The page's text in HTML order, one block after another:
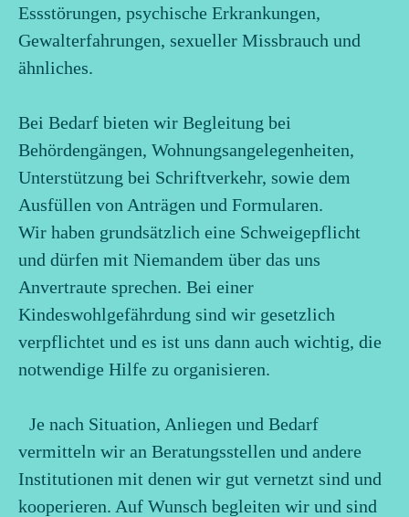
Essstörungen, psychische Erkrankungen,
Gewalterfahrungen, sexueller Missbrauch und
ähnliches.
Bei Bedarf bieten wir Begleitung bei
Behördengängen, Wohnungsangelegenheiten,
Unterstützung bei Schriftverkehr, sowie dem
Ausfüllen von Anträgen und Formularen.
Wir haben grundsätzlich eine Schweigepflicht
und dürfen mit Niemandem über das uns
Anvertraute sprechen. Bei einer
Kindeswohlgefährdung sind wir gesetzlich
verpflichtet und es ist uns dann auch wichtig, die
notwendige Hilfe zu organisieren.
Je nach Situation, Anliegen und Bedarf
vermitteln wir an Beratungsstellen und andere
Institutionen mit denen wir gut vernetzt sind und
kooperieren. Auf Wunsch begleiten wir und sind